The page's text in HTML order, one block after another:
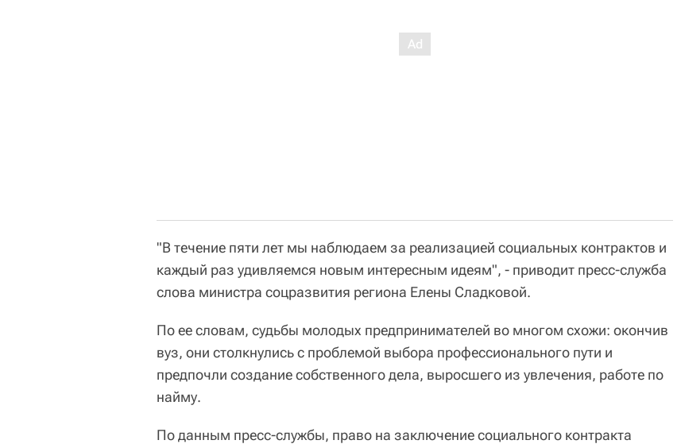
"В течение пяти лет мы наблюдаем за реализацией социальных контрактов и
каждый раз удивляемся новым интересным идеям", - приводит пресс-служба
слова министра соцразвития региона Елены Сладковой.
По ее словам, судьбы молодых предпринимателей во многом схожи: окончив
вуз, они столкнулись с проблемой выбора профессионального пути и
предпочли создание собственного дела, выросшего из увлечения, работе по
найму.
По данным пресс-службы, право на заключение социального контракта